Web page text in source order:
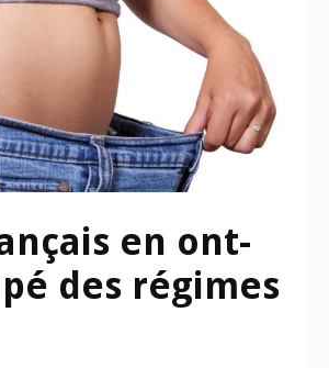
en ont-
des régimes